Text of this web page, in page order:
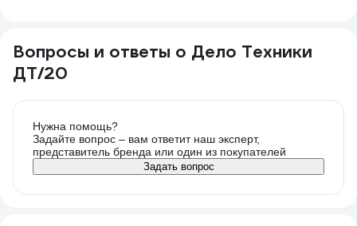
Вопросы и ответы о Дело Техники
ДТ/20
Нужна помощь?
Задайте вопрос – вам ответит наш эксперт,
представитель бренда или один из покупателей
Задать вопрос